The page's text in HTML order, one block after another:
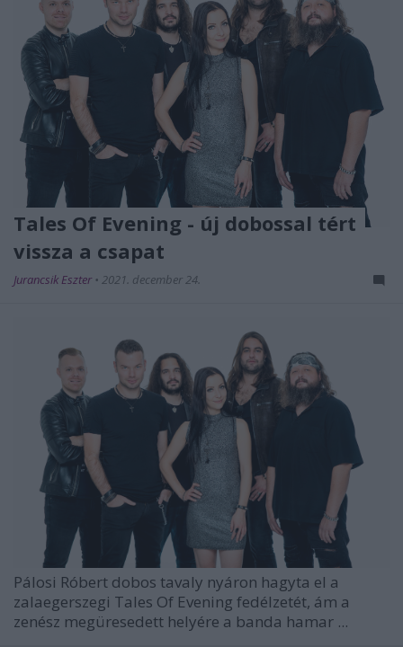
Tales Of Evening - új dobossal tért
vissza a csapat
Jurancsik Eszter • 2021. december 24.
Pálosi Róbert dobos tavaly nyáron hagyta el a
zalaegerszegi Tales Of Evening fedélzetét, ám a
zenész megüresedett helyére a banda hamar ...